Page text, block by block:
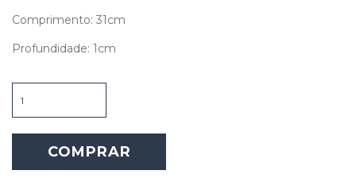
Comprimento: 31cm
Profundidade: 1cm
Bread
-
Manna
quantidade
COMPRAR